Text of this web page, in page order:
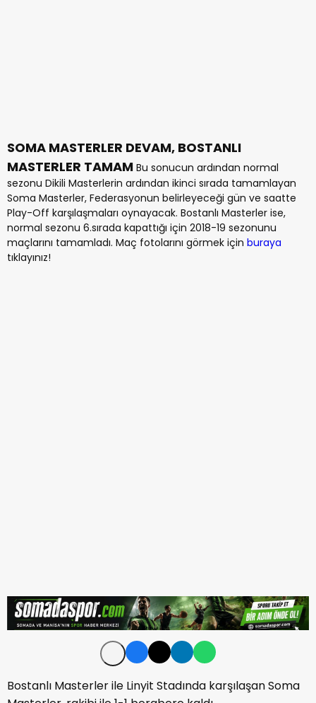
SOMA MASTERLER DEVAM, BOSTANLI
MASTERLER TAMAM Bu sonucun ardından normal
sezonu Dikili Masterlerin ardından ikinci sırada tamamlayan
Soma Masterler, Federasyonun belirleyeceği gün ve saatte
Play-Off karşılaşmaları oynayacak. Bostanlı Masterler ise,
normal sezonu 6.sırada kapattığı için 2018-19 sezonunu
maçlarını tamamladı. Maç fotolarını görmek için buraya
tıklayınız!
Bostanlı Masterler ile Linyit Stadında karşılaşan Soma